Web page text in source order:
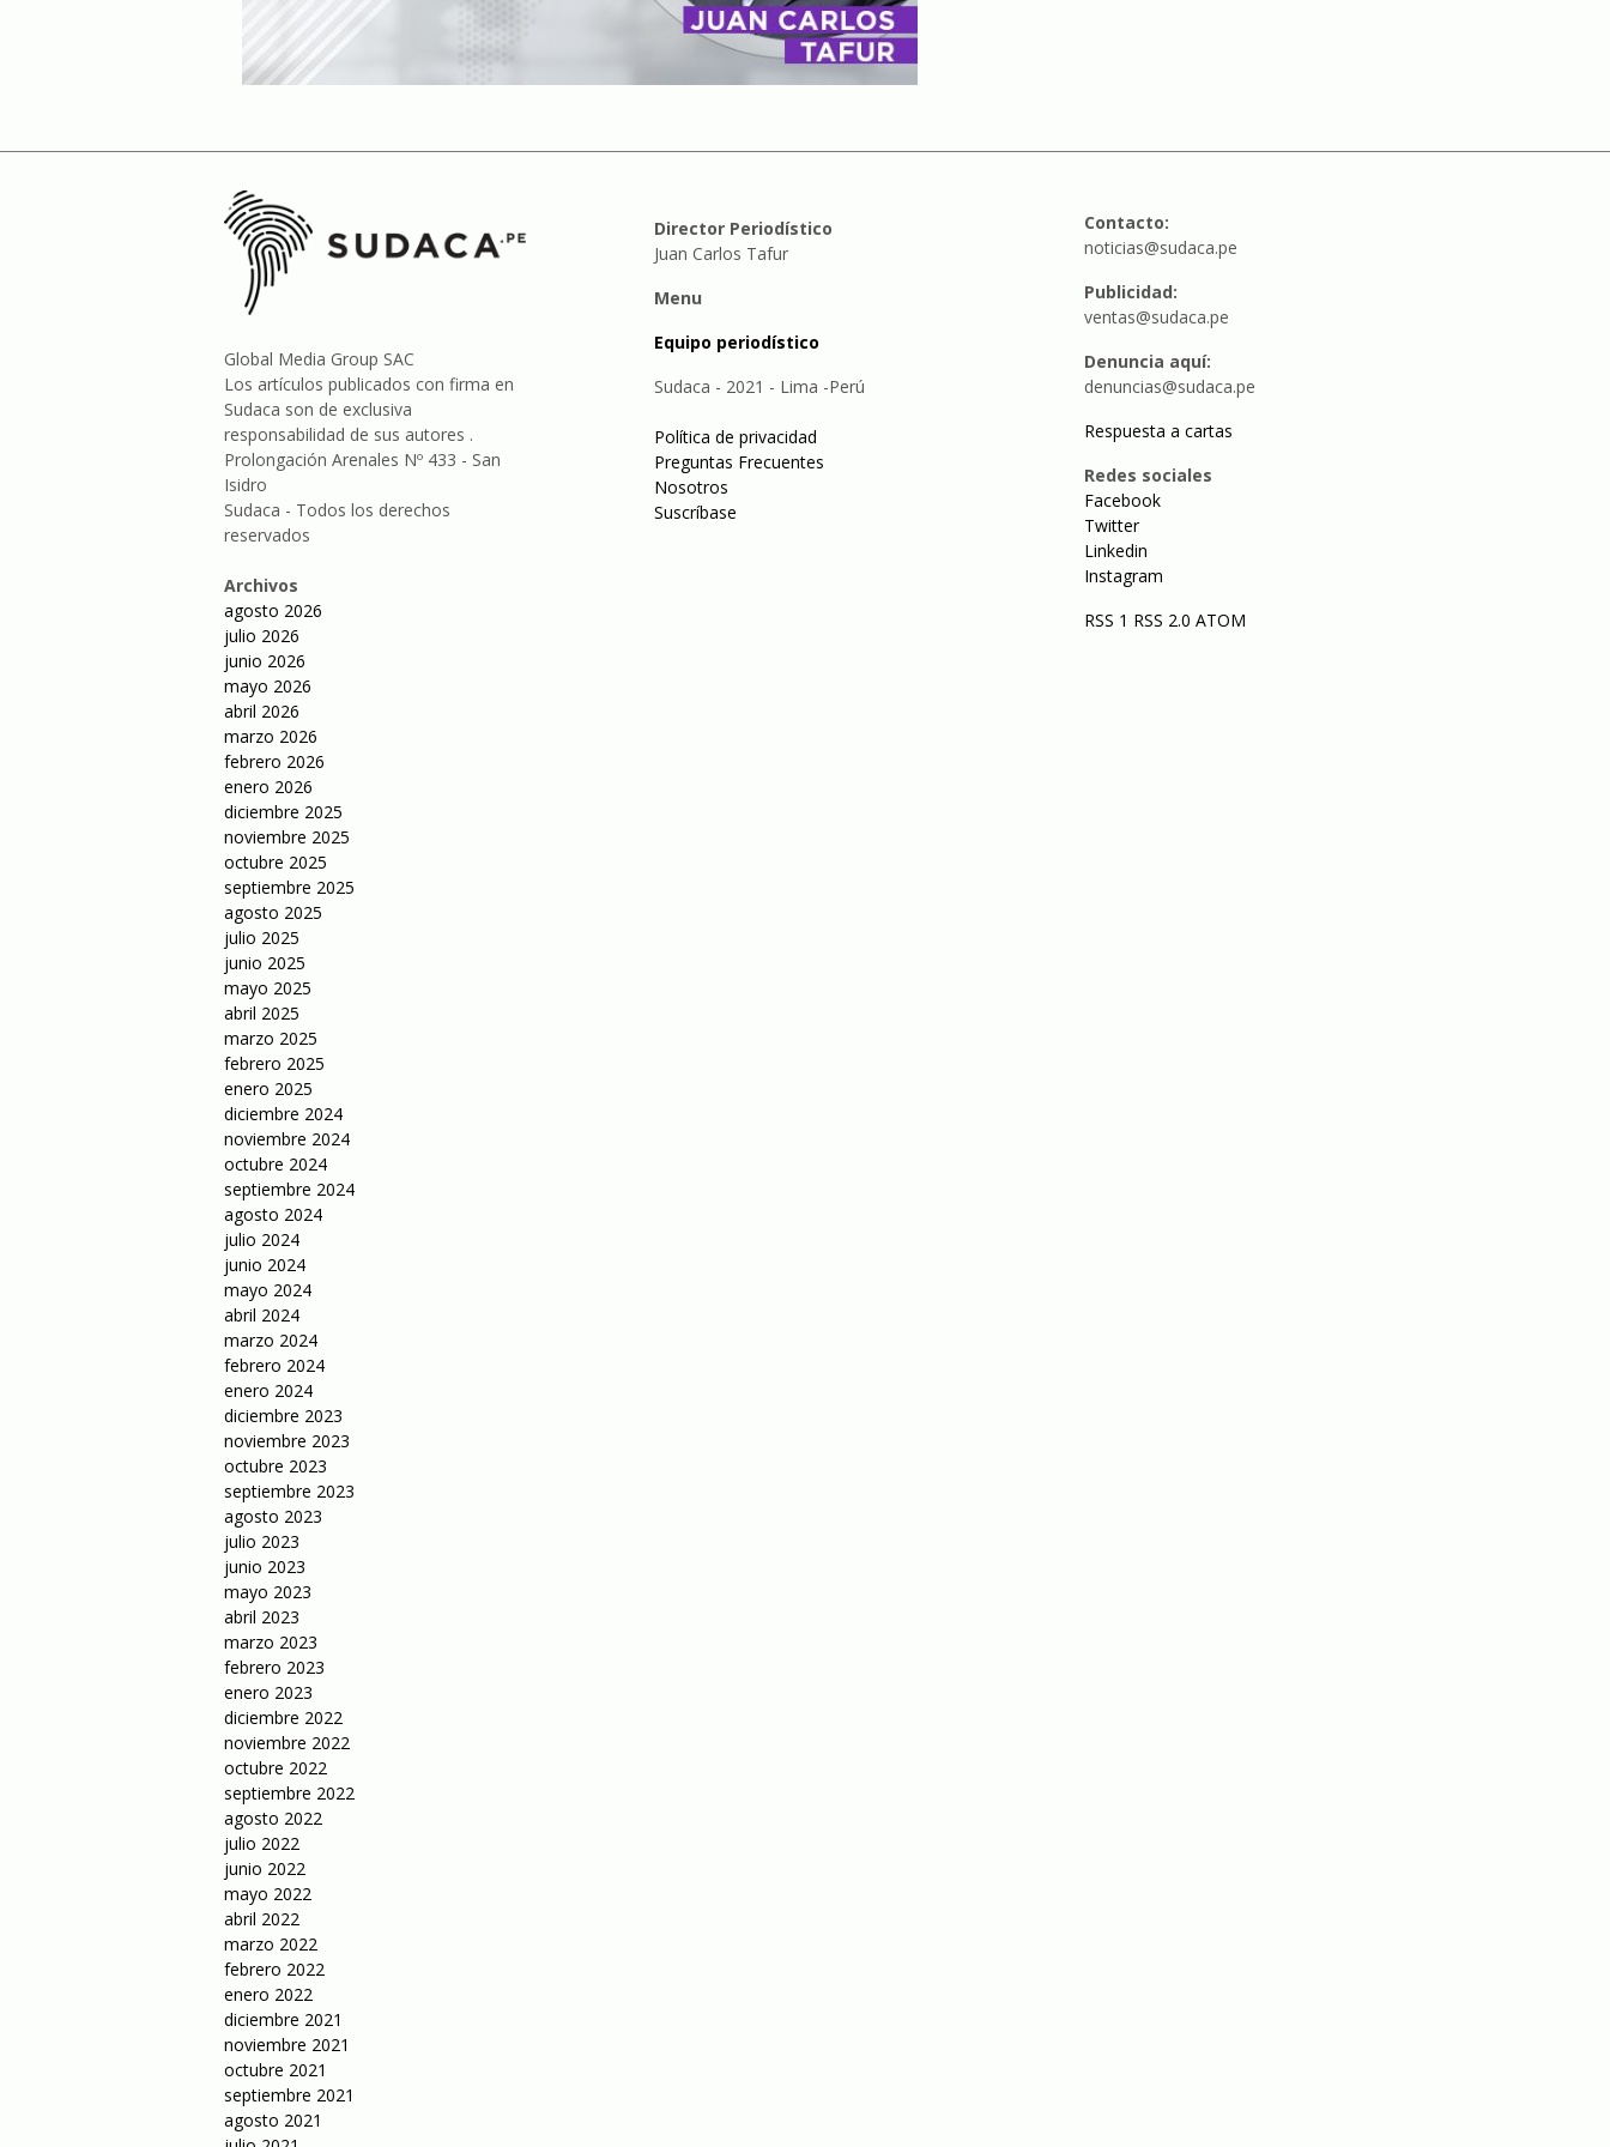
Global Media Group SAC
Los artículos publicados con firma en
Sudaca son de exclusiva
responsabilidad de sus autores .
Prolongación Arenales Nº 433 - San
Isidro
Sudaca - Todos los derechos
reservados
Archivos
agosto 2026
julio 2026
junio 2026
mayo 2026
abril 2026
marzo 2026
febrero 2026
enero 2026
diciembre 2025
noviembre 2025
octubre 2025
septiembre 2025
agosto 2025
julio 2025
junio 2025
mayo 2025
abril 2025
marzo 2025
febrero 2025
enero 2025
diciembre 2024
noviembre 2024
octubre 2024
septiembre 2024
agosto 2024
julio 2024
junio 2024
mayo 2024
abril 2024
marzo 2024
febrero 2024
enero 2024
diciembre 2023
noviembre 2023
octubre 2023
septiembre 2023
agosto 2023
julio 2023
junio 2023
mayo 2023
abril 2023
marzo 2023
febrero 2023
enero 2023
diciembre 2022
noviembre 2022
octubre 2022
septiembre 2022
agosto 2022
julio 2022
junio 2022
mayo 2022
abril 2022
marzo 2022
febrero 2022
enero 2022
diciembre 2021
noviembre 2021
octubre 2021
septiembre 2021
agosto 2021
Director Periodístico
Juan Carlos Tafur
Menu
Equipo periodístico
Sudaca - 2021 - Lima -Perú
Política de privacidad
Preguntas Frecuentes
Nosotros
Suscríbase
Contacto:
noticias@sudaca.pe
Publicidad:
ventas@sudaca.pe
Denuncia aquí:
denuncias@sudaca.pe
Respuesta a cartas
Redes sociales
Facebook
Twitter
Linkedin
Instagram
RSS 1 RSS 2.0 ATOM